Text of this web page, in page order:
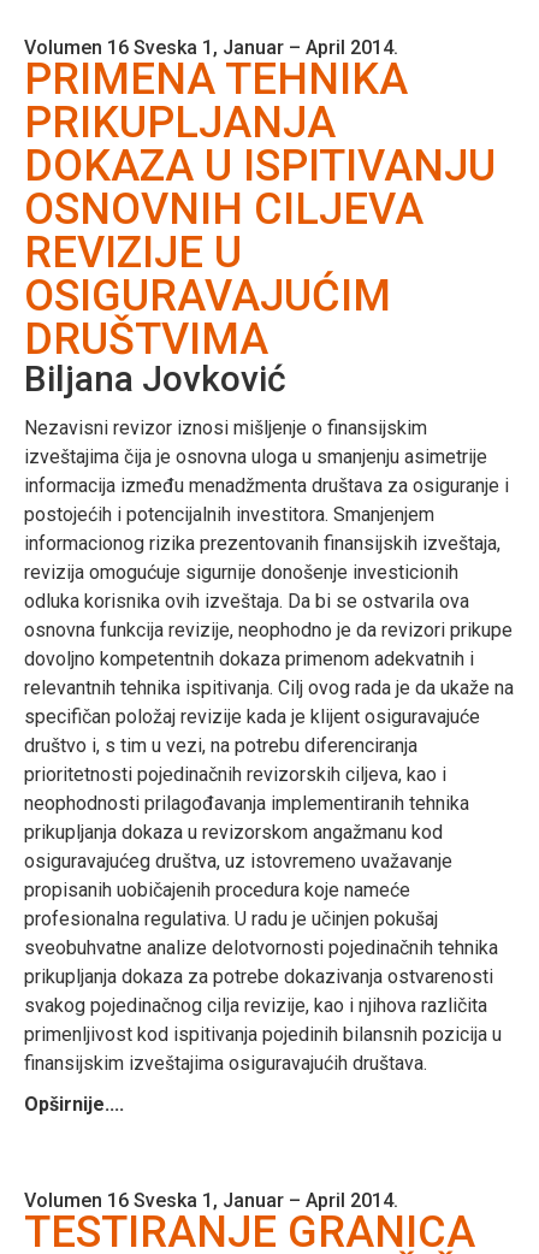
Volumen 16 Sveska 1, Januar – April 2014.
PRIMENA TEHNIKA
PRIKUPLJANJA
DOKAZA U ISPITIVANJU
OSNOVNIH CILJEVA
REVIZIJE U
OSIGURAVAJUĆIM
DRUŠTVIMA
Biljana Jovković
Nezavisni revizor iznosi mišljenje o finansijskim
izveštajima čija je osnovna uloga u smanjenju asimetrije
informacija između menadžmenta društava za osiguranje i
postojećih i potencijalnih investitora. Smanjenjem
informacionog rizika prezentovanih finansijskih izveštaja,
revizija omogućuje sigurnije donošenje investicionih
odluka korisnika ovih izveštaja. Da bi se ostvarila ova
osnovna funkcija revizije, neophodno je da revizori prikupe
dovoljno kompetentnih dokaza primenom adekvatnih i
relevantnih tehnika ispitivanja. Cilj ovog rada je da ukaže na
specifičan položaj revizije kada je klijent osiguravajuće
društvo i, s tim u vezi, na potrebu diferenciranja
prioritetnosti pojedinačnih revizorskih ciljeva, kao i
neophodnosti prilagođavanja implementiranih tehnika
prikupljanja dokaza u revizorskom angažmanu kod
osiguravajućeg društva, uz istovremeno uvažavanje
propisanih uobičajenih procedura koje nameće
profesionalna regulativa. U radu je učinjen pokušaj
sveobuhvatne analize delotvornosti pojedinačnih tehnika
prikupljanja dokaza za potrebe dokazivanja ostvarenosti
svakog pojedinačnog cilja revizije, kao i njihova različita
primenljivost kod ispitivanja pojedinih bilansnih pozicija u
finansijskim izveštajima osiguravajućih društava.
Opširnije....
Volumen 16 Sveska 1, Januar – April 2014.
TESTIRANJE GRANICA